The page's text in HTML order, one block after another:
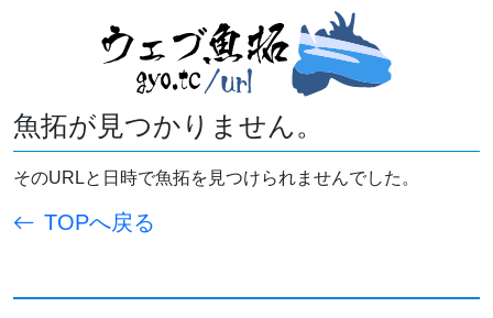
魚拓が見つかりません。
そのURLと日時で魚拓を見つけられませんでした。
TOPへ戻る